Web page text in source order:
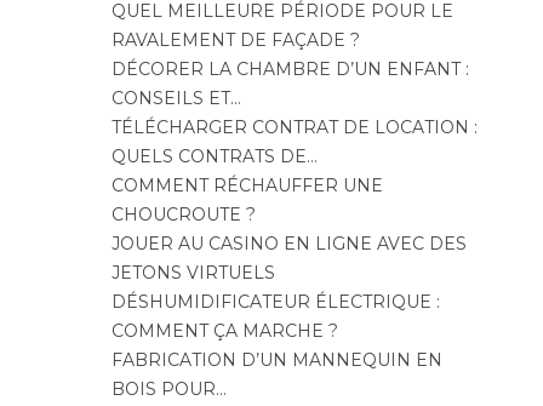
QUEL MEILLEURE PÉRIODE POUR LE
RAVALEMENT DE FAÇADE ?
DÉCORER LA CHAMBRE D’UN ENFANT :
CONSEILS ET…
TÉLÉCHARGER CONTRAT DE LOCATION :
QUELS CONTRATS DE…
COMMENT RÉCHAUFFER UNE
CHOUCROUTE ?
JOUER AU CASINO EN LIGNE AVEC DES
JETONS VIRTUELS
DÉSHUMIDIFICATEUR ÉLECTRIQUE :
COMMENT ÇA MARCHE ?
FABRICATION D’UN MANNEQUIN EN
BOIS POUR…